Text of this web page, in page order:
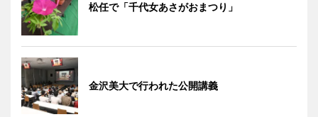
松任で「千代女あさがおまつり」
金沢美大で行われた公開講義